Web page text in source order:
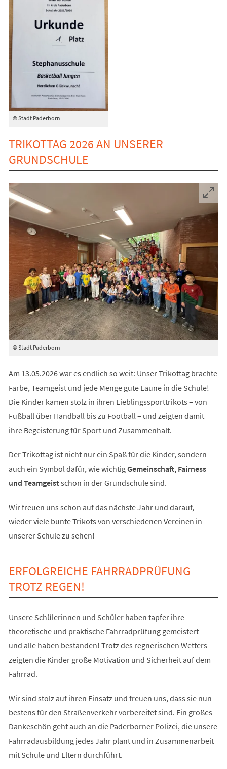
© Stadt Paderborn
TRIKOTTAG 2026 AN UNSERER
GRUNDSCHULE
© Stadt Paderborn
Am 13.05.2026 war es endlich so weit: Unser Trikottag brachte
Farbe, Teamgeist und jede Menge gute Laune in die Schule!
Die Kinder kamen stolz in ihren Lieblingssporttrikots – von
Fußball über Handball bis zu Football – und zeigten damit
ihre Begeisterung für Sport und Zusammenhalt.
Der Trikottag ist nicht nur ein Spaß für die Kinder, sondern
auch ein Symbol dafür, wie wichtigGemeinschaft, Fairness
und Teamgeistschon in der Grundschule sind.
Wir freuen uns schon auf das nächste Jahr und darauf,
wieder viele bunte Trikots von verschiedenen Vereinen in
unserer Schule zu sehen!
ERFOLGREICHE FAHRRADPRÜFUNG
TROTZ REGEN!
Unsere Schülerinnen und Schüler haben tapfer ihre
theoretische und praktische Fahrradprüfung gemeistert –
und alle haben bestanden! Trotz des regnerischen Wetters
zeigten die Kinder große Motivation und Sicherheit auf dem
Fahrrad.
Wir sind stolz auf ihren Einsatz und freuen uns, dass sie nun
bestens für den Straßenverkehr vorbereitet sind. Ein großes
Dankeschön geht auch an die Paderborner Polizei, die unsere
Fahrradausbildung jedes Jahr plant und in Zusammenarbeit
mit Schule und Eltern durchführt.